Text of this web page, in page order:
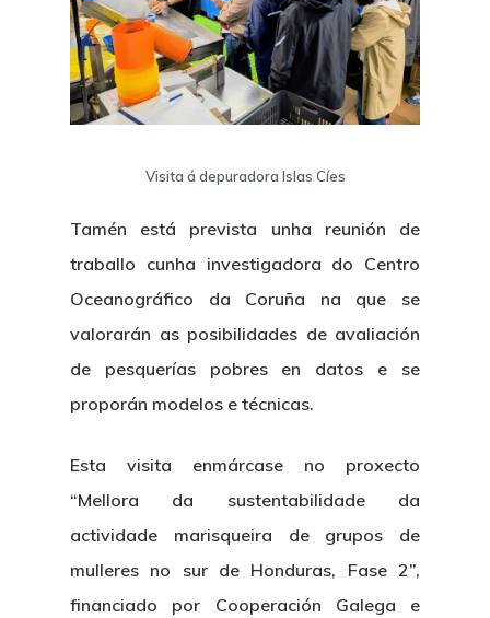
Visita á depuradora Islas Cíes
Tamén está prevista unha reunión de
traballo cunha investigadora do Centro
Oceanográfico da Coruña na que se
valorarán as posibilidades de avaliación
de pesquerías pobres en datos e se
proporán modelos e técnicas.
Esta visita enmárcase no proxecto
“Mellora da sustentabilidade da
actividade marisqueira de grupos de
mulleres no sur de Honduras, Fase 2”,
financiado por Cooperación Galega e